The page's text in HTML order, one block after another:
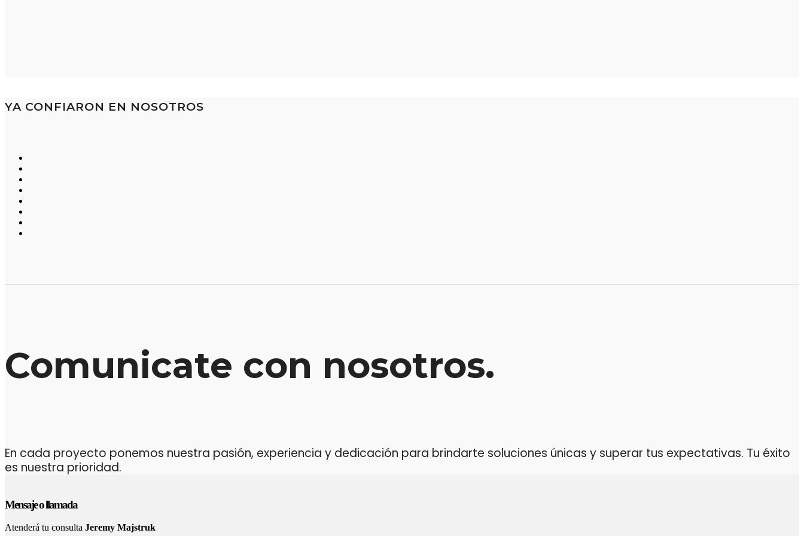
YA CONFIARON EN NOSOTROS
Comunicate con nosotros.
En cada proyecto ponemos nuestra pasión, experiencia y dedicación para brindarte soluciones únicas y superar tus expectativas. Tu éxito
es nuestra prioridad.
Mensaje o llamada
Atenderá tu consulta Jeremy Majstruk